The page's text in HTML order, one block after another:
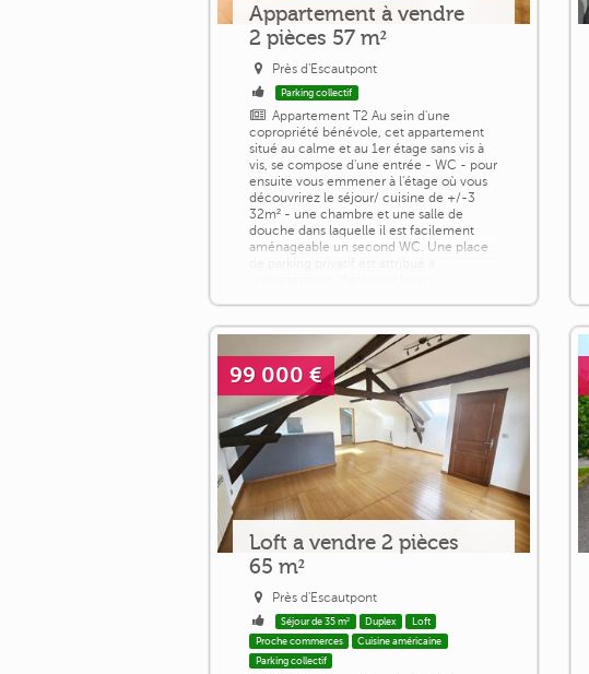
Appartement à vendre
2 pièces 57 m²
Près d'Escautpont
Parking collectif
Appartement T2 Au sein d'une
copropriété bénévole, cet appartement
situé au calme et au 1er étage sans vis à
vis, se compose d'une entrée - WC - pour
ensuite vous emmener à l'étage où vous
découvrirez le séjour/ cuisine de +/-3
32m² - une chambre et une salle de
douche dans laquelle il est facilement
aménageable un second WC. Une place
99 000 €
Loft a vendre 2 pièces
65 m²
Près d'Escautpont
Séjour de 35 m² Duplex
Loft
Proche commerces
Cuisine américaine
Parking collectif